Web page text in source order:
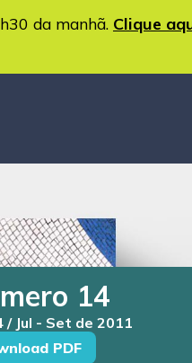
da manhã. Clique
14
/ Jul - Set de 2011
PDF